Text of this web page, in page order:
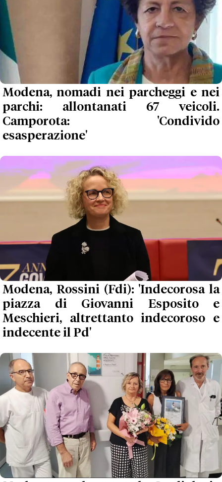
Modena, nomadi nei parcheggi e nei
parchi: allontanati 67 veicoli.
Camporota: 'Condivido
esasperazione'
Modena, Rossini (Fdi): 'Indecorosa la
piazza di Giovanni Esposito e
Meschieri, altrettanto indecoroso e
indecente il Pd'